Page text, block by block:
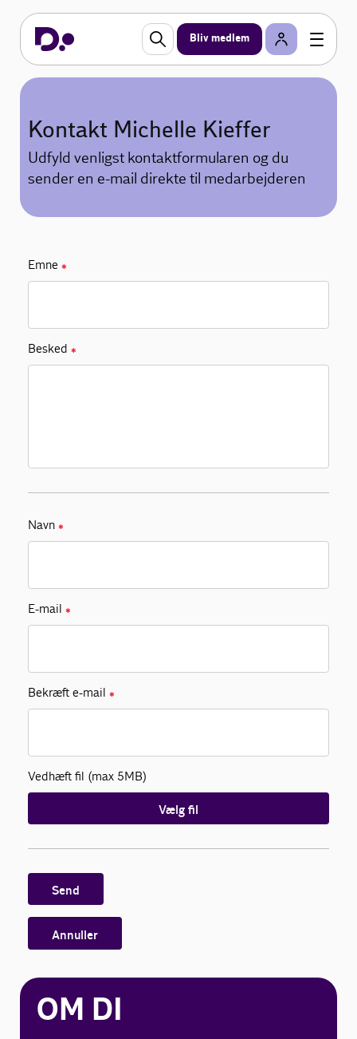
Bliv medlem
Kontakt Michelle Kieffer
Udfyld venligst kontaktformularen og du
sender en e-mail direkte til medarbejderen
Emne ✱
Besked ✱
Navn ✱
E-mail ✱
Bekræft e-mail ✱
Vedhæft fil (max 5MB)
Vælg fil
Send
Annuller
OM DI